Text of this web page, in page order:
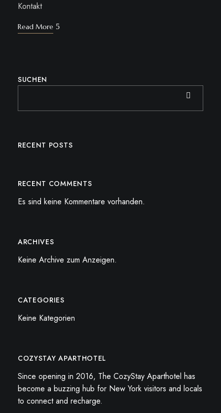
Kontakt
Read More
SUCHEN
RECENT POSTS
RECENT COMMENTS
Es sind keine Kommentare vorhanden.
ARCHIVES
Keine Archive zum Anzeigen.
CATEGORIES
Keine Kategorien
COZYSTAY APARTHOTEL
Since opening in 2016, The CozyStay Aparthotel has
become a buzzing hub for New York visitors and locals
to connect and recharge.